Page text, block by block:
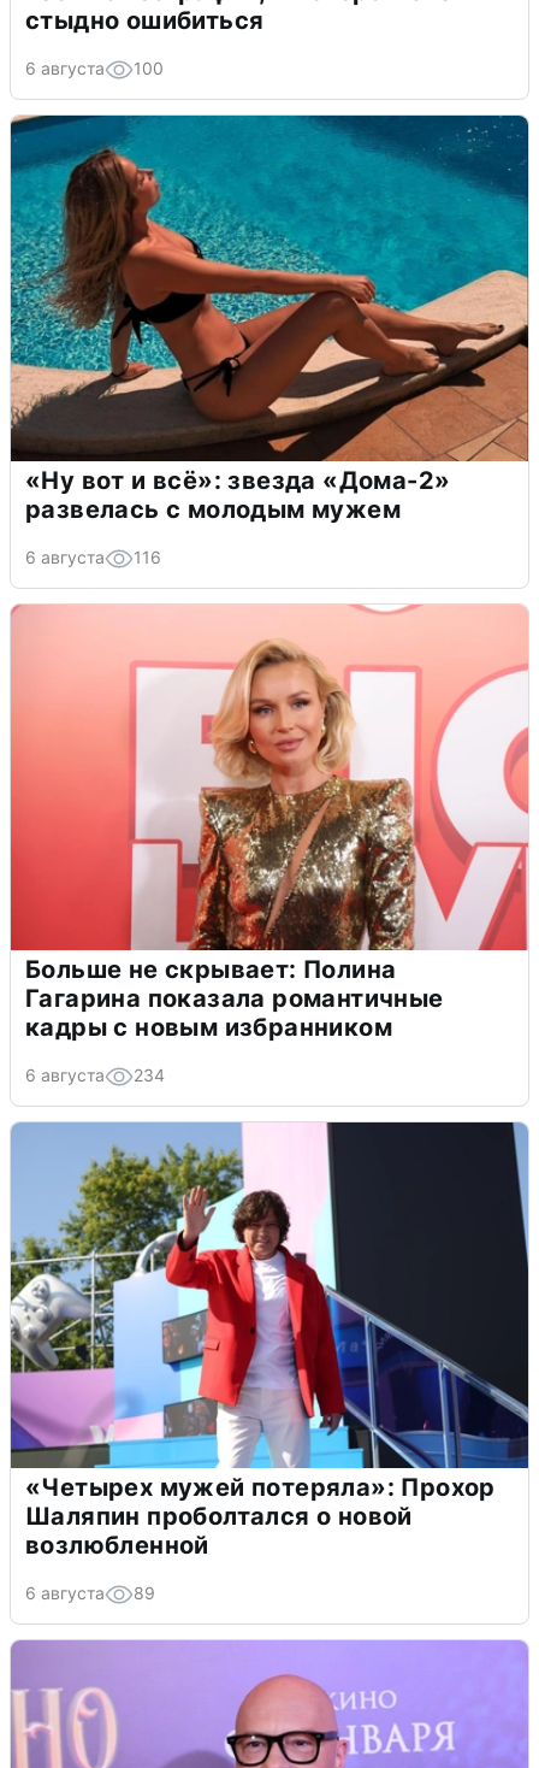
стыдно ошибиться
6 августа 100
«Ну вот и всё»: звезда «Дома-2»
развелась с молодым мужем
6 августа 116
Больше не скрывает: Полина
Гагарина показала романтичные
кадры с новым избранником
6 августа 234
«Четырех мужей потеряла»: Прохор
Шаляпин проболтался о новой
возлюбленной
6 августа 89